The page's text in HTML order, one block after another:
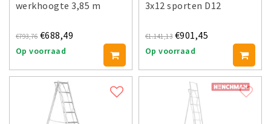
werkhoogte 3,85 m
€793,76 €688,49
Op voorraad
3x12 sporten D12
€1.141,13 €901,45
Op voorraad